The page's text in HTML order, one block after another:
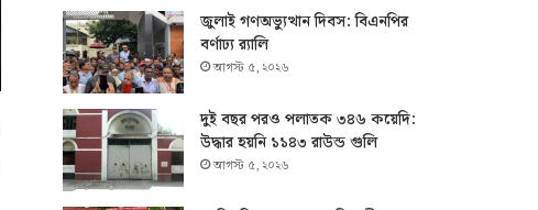
জুলাই গণঅভ্যুত্থান দিবস: বিএনপির
বর্ণাঢ্য র‍্যালি
আগস্ট ৫, ২০২৬
দুই বছর পরও পলাতক ৩৪৬ কয়েদি:
উদ্ধার হয়নি ১১৪৩ রাউন্ড গুলি
আগস্ট ৫, ২০২৬